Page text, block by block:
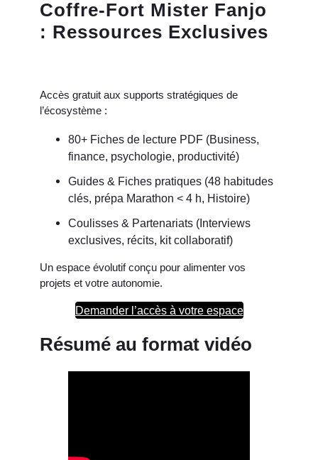
Coffre-Fort Mister Fanjo
: Ressources Exclusives
Accès gratuit aux supports stratégiques de
l’écosystème :
80+ Fiches de lecture PDF (Business,
finance, psychologie, productivité)
Guides & Fiches pratiques (48 habitudes
clés, prépa Marathon < 4 h, Histoire)
Coulisses & Partenariats (Interviews
exclusives, récits, kit collaboratif)
Un espace évolutif conçu pour alimenter vos
projets et votre autonomie.
Demander l’accès à votre espace
Résumé au format vidéo